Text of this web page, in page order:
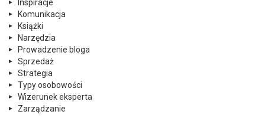
Inspiracje
Komunikacja
Książki
Narzędzia
Prowadzenie bloga
Sprzedaż
Strategia
Typy osobowości
Wizerunek eksperta
Zarządzanie